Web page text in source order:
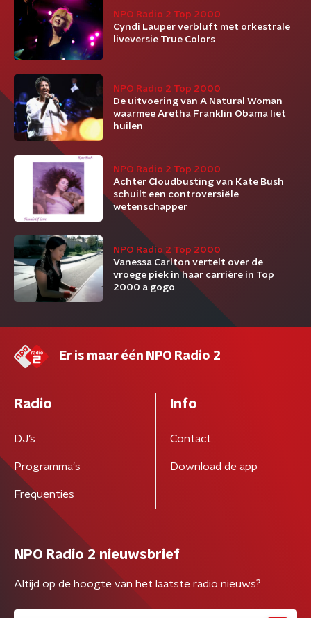
NPO Radio 2 Top 2000
Cyndi Lauper verbluft met orkestrale
liveversie True Colors
NPO Radio 2 Top 2000
De uitvoering van A Natural Woman
waarmee Aretha Franklin Obama liet
huilen
NPO Radio 2 Top 2000
Achter Cloudbusting van Kate Bush
schuilt een controversiële
wetenschapper
NPO Radio 2 Top 2000
Vanessa Carlton vertelt over de
vroege piek in haar carrière in Top
2000 a gogo
Er is maar één NPO Radio 2
Radio
DJ’s
Programma's
Frequenties
Info
Contact
Download de app
NPO Radio 2 nieuwsbrief
Altijd op de hoogte van het laatste radio nieuws?